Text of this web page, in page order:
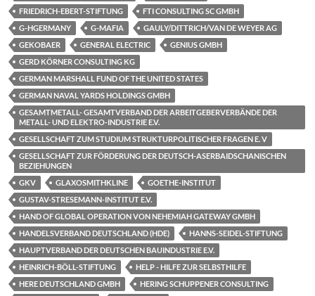
FRIEDRICH-EBERT-STIFTUNG
FTI CONSULTING SC GMBH
G-HGERMANY
G-MAFIA
GAULY/DITTRICH/VAN DE WEYER AG
GEKOBAER
GENERAL ELECTRIC
GENIUS GMBH
GERD KÖRNER CONSULTING KG
GERMAN MARSHALL FUND OF THE UNITED STATES
GERMAN NAVAL YARDS HOLDINGS GMBH
GESAMTMETALL- GESAMTVERBAND DER ARBEITGEBERVERBÄNDE DER
METALL- UND ELEKTRO-INDUSTRIE E.V.
GESELLSCHAFT ZUM STUDIUM STRUKTURPOLITISCHER FRAGEN E. V
GESELLSCHAFT ZUR FÖRDERUNG DER DEUTSCH-ASERBAIDSCHANISCHEN
BEZIEHUNGEN
GKV
GLAXOSMITHKLINE
GOETHE-INSTITUT
GUSTAV-STRESEMANN-INSTITUT E.V.
HAND OF GLOBAL OPERATION VON NEHEMIAH GATEWAY GMBH
HANDELSVERBAND DEUTSCHLAND (HDE)
HANNS-SEIDEL-STIFTUNG
HAUPTVERBAND DER DEUTSCHEN BAUINDUSTRIE E.V.
HEINRICH-BÖLL-STIFTUNG
HELP - HILFE ZUR SELBSTHILFE
HERE DEUTSCHLAND GMBH
HERING SCHUPPENER CONSULTING